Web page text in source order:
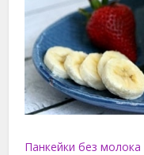
Панкейки без молока